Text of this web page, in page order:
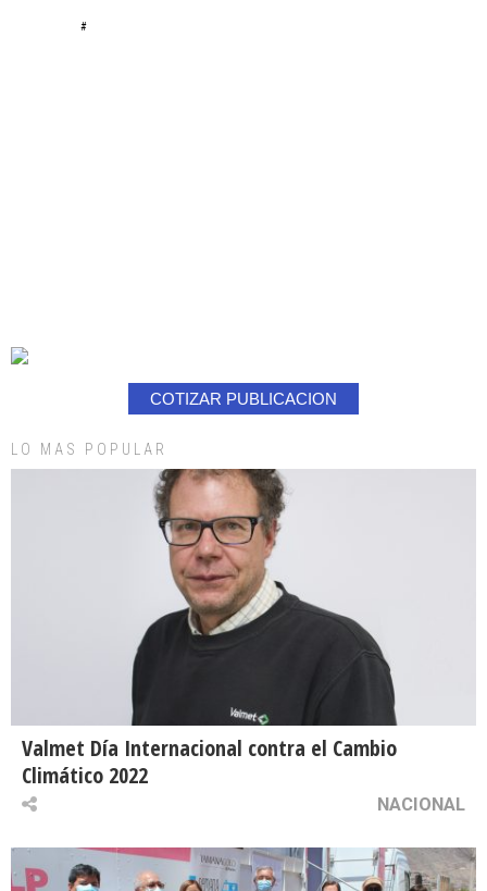
#
COTIZAR PUBLICACION
LO MAS POPULAR
Valmet Día Internacional contra el Cambio
Climático 2022
NACIONAL